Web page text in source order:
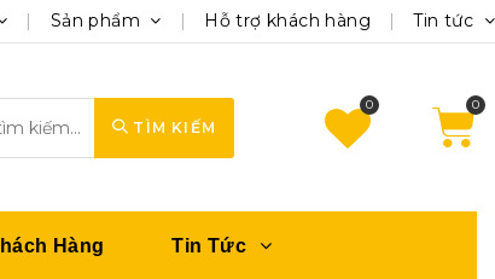
Sản phẩm Hỗ trợ khách hàng Tin tức
TÌM KIẾM
0
Hàng Tin Tức